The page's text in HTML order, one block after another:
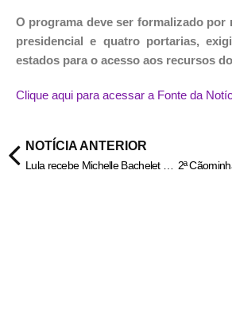
O programa deve ser formalizado por
presidencial e quatro portarias,
estados para o acesso aos recursos
Clique aqui para acessar a Fonte da
NOTÍCIA ANTERIOR